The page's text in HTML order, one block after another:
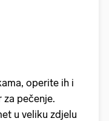
operite ih i
za pečenje.
u veliku zdjelu